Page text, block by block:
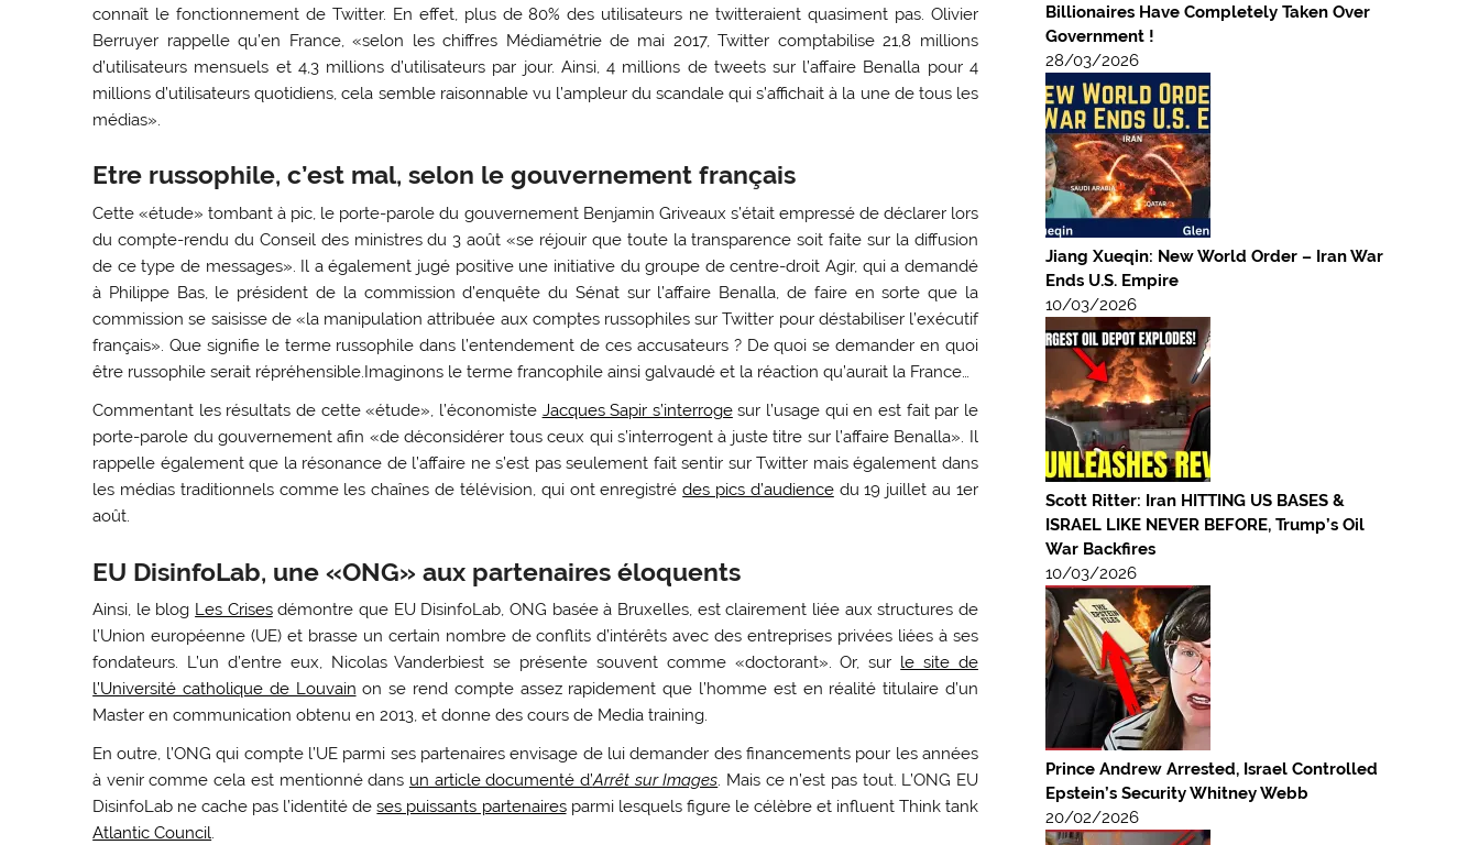
connaît le fonctionnement de Twitter. En effet, plus de 80% des utilisateurs ne twitteraient quasiment pas. Olivier
Berruyer rappelle qu’en France, «selon les chiffres Médiamétrie de mai 2017, Twitter comptabilise 21,8 millions
d’utilisateurs mensuels et 4,3 millions d’utilisateurs par jour. Ainsi, 4 millions de tweets sur l’affaire Benalla pour 4
millions d’utilisateurs quotidiens, cela semble raisonnable vu l’ampleur du scandale qui s’affichait à la une de tous les
médias».
Etre russophile, c’est mal, selon le gouvernement français
Cette «étude» tombant à pic, le porte-parole du gouvernement Benjamin Griveaux s’était empressé de déclarer lors
du compte-rendu du Conseil des ministres du 3 août «se réjouir que toute la transparence soit faite sur la diffusion
de ce type de messages». Il a également jugé positive une initiative du groupe de centre-droit Agir, qui a demandé
à Philippe Bas, le président de la commission d’enquête du Sénat sur l’affaire Benalla, de faire en sorte que la
commission se saisisse de «la manipulation attribuée aux comptes russophiles sur Twitter pour déstabiliser l’exécutif
français». Que signifie le terme russophile dans l’entendement de ces accusateurs ? De quoi se demander en quoi
être russophile serait répréhensible.Imaginons le terme francophile ainsi galvaudé et la réaction qu’aurait la France…
Commentant les résultats de cette «étude», l’économiste Jacques Sapir s’interrogesur l’usage qui en est fait par le
porte-parole du gouvernement afin «de déconsidérer tous ceux qui s’interrogent à juste titre sur l’affaire Benalla». Il
rappelle également que la résonance de l’affaire ne s’est pas seulement fait sentir sur Twitter mais également dans
les médias traditionnels comme les chaînes de télévision, qui ont enregistrédes pics d’audiencedu 19 juillet au 1er
août.
EU DisinfoLab, une «ONG» aux partenaires éloquents
Ainsi, le blog Les Crisesdémontre que EU DisinfoLab, ONG basée à Bruxelles, est clairement liée aux structures de
l’Union européenne (UE) et brasse un certain nombre de conflits d’intérêts avec des entreprises privées liées à ses
fondateurs. L’un d’entre eux, Nicolas Vanderbiest se présente souvent comme «doctorant». Or, sur le site de
l’Université catholique de Louvain on se rend compte assez rapidement que l’homme est en réalité titulaire d’un
Master en communication obtenu en 2013, et donne des cours de Media training.
En outre, l’ONG qui compte l’UE parmi ses partenaires envisage de lui demander des financements pour les années
à venir comme cela est mentionné dans un article documenté d’Arrêt sur Images. Mais ce n’est pas tout. L’ONG EU
DisinfoLab ne cache pas l’identité deses puissants partenairesparmi lesquels figure le célèbre et influent Think tank
Atlantic Council.
Billionaires Have Completely Taken Over
Government !
28/03/2026
Jiang Xueqin: New World Order – Iran War
Ends U.S. Empire
10/03/2026
Scott Ritter: Iran HITTING US BASES &
ISRAEL LIKE NEVER BEFORE, Trump’s Oil
War Backfires
10/03/2026
Prince Andrew Arrested, Israel Controlled
Epstein’s Security Whitney Webb
20/02/2026